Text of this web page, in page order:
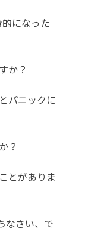
になった
か？
パニックに
？
とがありま
なさい、で